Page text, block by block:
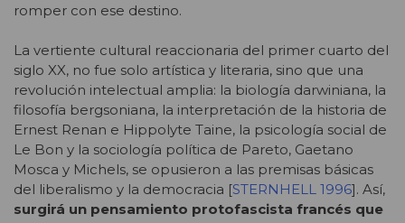
romper con ese destino.
La vertiente cultural reaccionaria del primer cuarto del
siglo XX, no fue solo artística y literaria, sino que una
revolución intelectual amplia: la biología darwiniana, la
filosofía bergsoniana, la interpretación de la historia de
Ernest Renan e Hippolyte Taine, la psicología social de
Le Bon y la sociología política de Pareto, Gaetano
Mosca y Michels, se opusieron a las premisas básicas
del liberalismo y la democracia [STERNHELL 1996]. Así,
surgirá un pensamiento protofascista francés que